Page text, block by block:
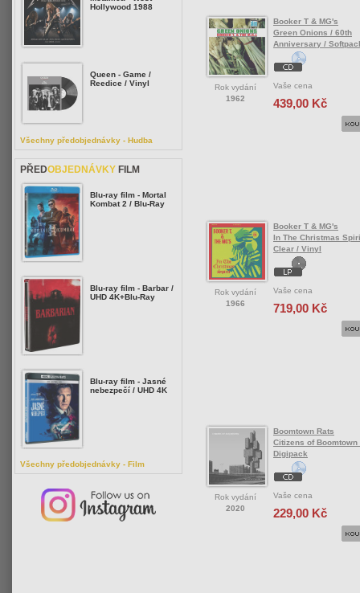
Rok vydání
1962
Booker T & MG's
Green Onions / 60th
Anniversary /
Vaše cena
439,00 Kč
Rok vydání
1966
Booker T & MG's
In The Christmas
Clear / Vinyl
Vaše cena
719,00 Kč
Rok vydání
2020
Boomtown Rats
Citizens of Boomtown
Digipack
Vaše cena
229,00 Kč
Hollywood 1988
Queen - Game /
Reedice / Vinyl
Všechny předobjednávky - Hudba
PŘEDOBJEDNÁVKY FILM
Blu-ray film - Mortal
Kombat 2 / Blu-Ray
Blu-ray film - Barbar /
UHD 4K+Blu-Ray
Blu-ray film - Jasné
nebezpečí / UHD 4K
Všechny předobjednávky - Film